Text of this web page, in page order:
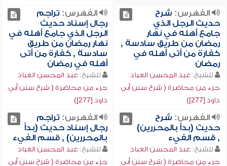
الفهرس: شرح
حديث الرجل الذي
جامع أهله في نهار
رمضان من طريق سادسة ,
كفارة من أتى أهله في
رمضان
للشيخ: عبد المحسن العباد
جزء من محاضرة ( شرح سنن أبي
داود [277])
الفهرس: تراجم
رجال إسناد حديث
الرجل الذي جامع أهله في
نهار رمضان من طريق
سادسة , كفارة من أتى
أهله في رمضان
للشيخ: عبد المحسن العباد
جزء من محاضرة ( شرح سنن أبي
داود [277])
الفهرس: شرح
حديث (بدأ بالمحررين)
, قسم الفيء
للشيخ: عبد المحسن العباد
جزء من محاضرة ( شرح سنن أبي
الفهرس: تراجم
رجال إسناد حديث (بدأ
بالمحررين) , قسم الفيء
للشيخ: عبد المحسن العباد
جزء من محاضرة ( شرح سنن أبي